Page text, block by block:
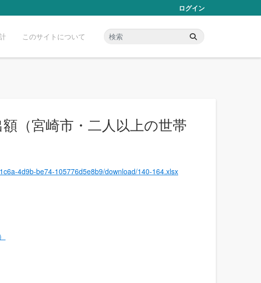
ログイン
このサイトについて
（宮崎市・二人以上の世帯
4d9b-be74-105776d5e8b9/download/140-164.xlsx